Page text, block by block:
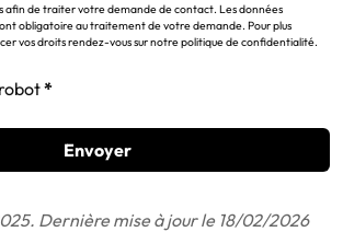
afin de traiter votre demande de contact. Les données
obligatoire au traitement de votre demande. Pour plus
vos droits rendez-vous sur notre politique de confidentialité.
Envoyer
Dernière mise à jour le 18/02/2026